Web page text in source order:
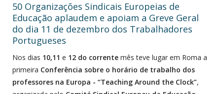
50 Organizações Sindicais Europeias de
Educação aplaudem e apoiam a Greve Geral
do dia 11 de dezembro dos Trabalhadores
Portugueses
Nos dias 10,11 e 12 do corrente mês teve lugar em Roma a
primeira Conferência sobre o horário de trabalho dos
professores na Europa - “Teaching Around the Clock”,